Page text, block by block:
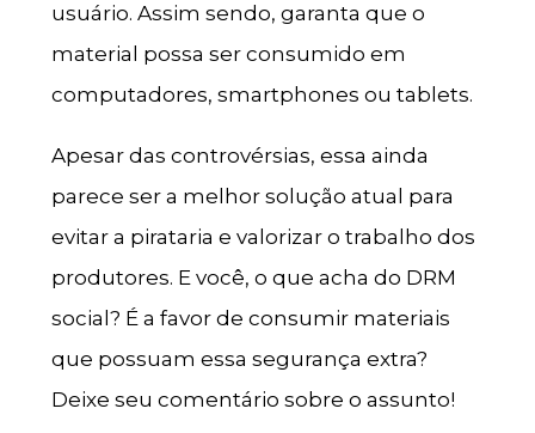
usuário. Assim sendo, garanta que o
material possa ser consumido em
computadores, smartphones ou tablets.
Apesar das controvérsias, essa ainda
parece ser a melhor solução atual para
evitar a pirataria e valorizar o trabalho dos
produtores. E você, o que acha do DRM
social? É a favor de consumir materiais
que possuam essa segurança extra?
Deixe seu comentário sobre o assunto!